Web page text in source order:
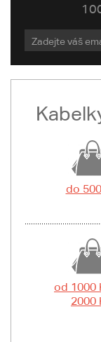
do
od 1000
2000